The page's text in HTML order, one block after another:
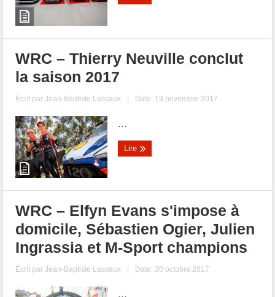
WRC – Thierry Neuville conclut
la saison 2017
Écrit parJean-Baptiste Lassaux | Date: 19 novembre 2017
...
Lire
WRC – Elfyn Evans s'impose à
domicile, Sébastien Ogier, Julien
Ingrassia et M-Sport champions
Écrit parJean-Baptiste Lassaux | Date: 30 octobre 2017
...